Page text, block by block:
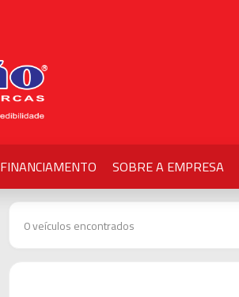
FINANCIAMENTO SOBRE A EMPRESA
0 veículos encontrados